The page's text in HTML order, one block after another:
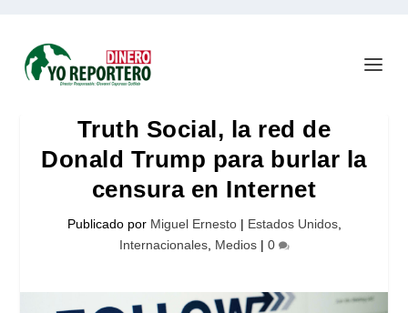
Truth Social, la red de
Donald Trump para burlar la
censura en Internet
Publicado por Miguel Ernesto| Estados Unidos,
Internacionales, Medios| 0